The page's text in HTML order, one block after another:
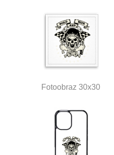
Fotoobraz 30x30